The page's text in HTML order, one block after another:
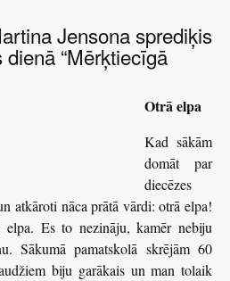
Jensona sprediķis
“Mērķtiecīgā
Otrā elpa
Kad sākām
domāt par
diecēzes
atkāroti nāca prātā vārdi: otrā elpa!
Es to nezināju, kamēr nebiju
Sākumā pamatskolā skrējām 60
biju garākais un man tolaik